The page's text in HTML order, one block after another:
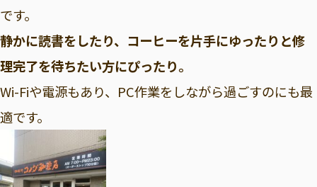
です。
静かに読書をしたり、コーヒーを片手にゆったりと修
理完了を待ちたい方にぴったり。
Wi-Fiや電源もあり、PC作業をしながら過ごすのにも最
適です。